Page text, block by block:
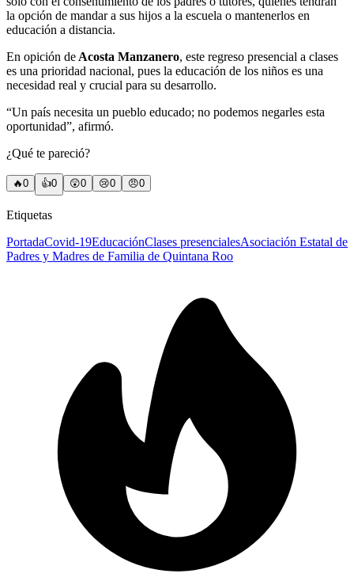
la opción de mandar a sus hijos a la escuela o mantenerlos en
educación a distancia.
En opición de Acosta Manzanero, este regreso presencial a clases
es una prioridad nacional, pues la educación de los niños es una
necesidad real y crucial para su desarrollo.
“Un país necesita un pueblo educado; no podemos negarles esta
oportunidad”, afirmó.
¿Qué te pareció?
🔥0 👍0 😲0 😢0 😠0
Etiquetas
PortadaCovid-19EducaciónClases presencialesAsociación Estatal de
Padres y Madres de Familia de Quintana Roo